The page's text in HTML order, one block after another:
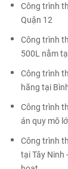
Công trình
Quận 12
Công trình
500L nằm
Công trình
hãng tại
Công trình
án quy mô
Công trình
tại Tây Ninh